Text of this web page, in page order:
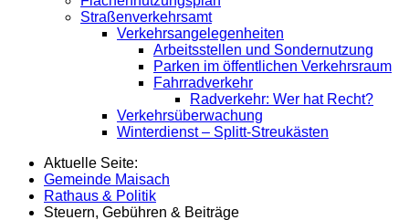
Straßenverkehrsamt
Verkehrsangelegenheiten
Arbeitsstellen und Sondernutzung
Parken im öffentlichen Verkehrsraum
Fahrradverkehr
Radverkehr: Wer hat Recht?
Verkehrsüberwachung
Winterdienst – Splitt-Streukästen
Aktuelle Seite:
Gemeinde Maisach
Rathaus & Politik
Steuern, Gebühren & Beiträge